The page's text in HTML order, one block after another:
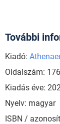
További
Kiadó:
Oldalszám: 176
Kiadás éve:
Nyelv: magyar
ISBN /